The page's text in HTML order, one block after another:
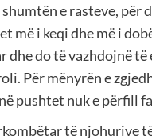
e rasteve, për
më i keqi dhe më i
do të vazhdojnë të
Për mënyrën e
pushtet nuk e përfill
të njohurive